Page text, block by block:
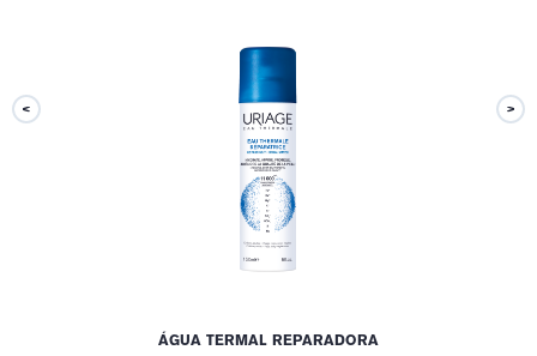
ÁGUA TERMAL REPARADORA